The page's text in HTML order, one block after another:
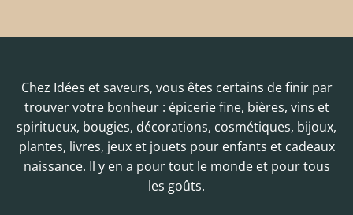
Chez Idées et saveurs, vous êtes certains de finir par
trouver votre bonheur : épicerie fine, bières, vins et
spiritueux, bougies, décorations, cosmétiques, bijoux,
plantes, livres, jeux et jouets pour enfants et cadeaux
naissance. Il y en a pour tout le monde et pour tous
les goûts.